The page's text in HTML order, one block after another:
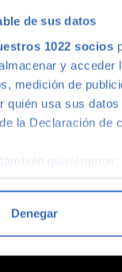
de sus datos
1022 socios
y acceder
medición de
quién usa sus
la Declaración de
quisiéramos:
información
información sobre
Denegar
de cada 4 coches